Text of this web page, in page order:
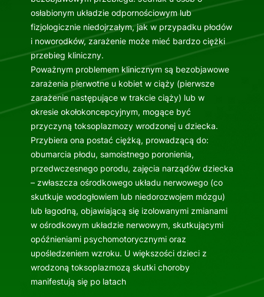
osłabionym układzie odpornościowym lub
fizjologicznie niedojrzałym, jak w przypadku płodów
i noworodków, zarażenie może mieć bardzo ciężki
przebieg kliniczny.
Poważnym problemem klinicznym są bezobjawowe
zarażenia pierwotne u kobiet w ciąży (pierwsze
zarażenie następujące w trakcie ciąży) lub w
okresie okołokoncepcyjnym, mogące być
przyczyną toksoplazmozy wrodzonej u dziecka.
Przybiera ona postać ciężką, prowadzącą do:
obumarcia płodu, samoistnego poronienia,
przedwczesnego porodu, zajęcia narządów dziecka
– zwłaszcza ośrodkowego układu nerwowego (co
skutkuje wodogłowiem lub niedorozwojem mózgu)
lub łagodną, objawiającą się izolowanymi zmianami
w ośrodkowym układzie nerwowym, skutkującymi
opóźnieniami psychomotorycznymi oraz
upośledzeniem wzroku. U większości dzieci z
wrodzoną toksoplazmozą skutki choroby
manifestują się po latach